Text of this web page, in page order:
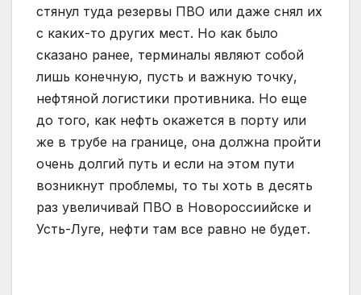
стянул туда резервы ПВО или даже снял их
с каких-то других мест. Но как было
сказано ранее, терминалы являют собой
лишь конечную, пусть и важную точку,
нефтяной логистики противника. Но еще
до того, как нефть окажется в порту или
же в трубе на границе, она должна пройти
очень долгий путь и если на этом пути
возникнут проблемы, то ты хоть в десять
раз увеличивай ПВО в Новороссиийске и
Усть-Луге, нефти там все равно не будет.